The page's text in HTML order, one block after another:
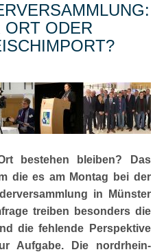
ORT ODER
bestehen bleiben? Das
die es am Montag bei der
in Münster
treiben besonders die
die fehlende Perspektive
Aufgabe. Die nordrhein-